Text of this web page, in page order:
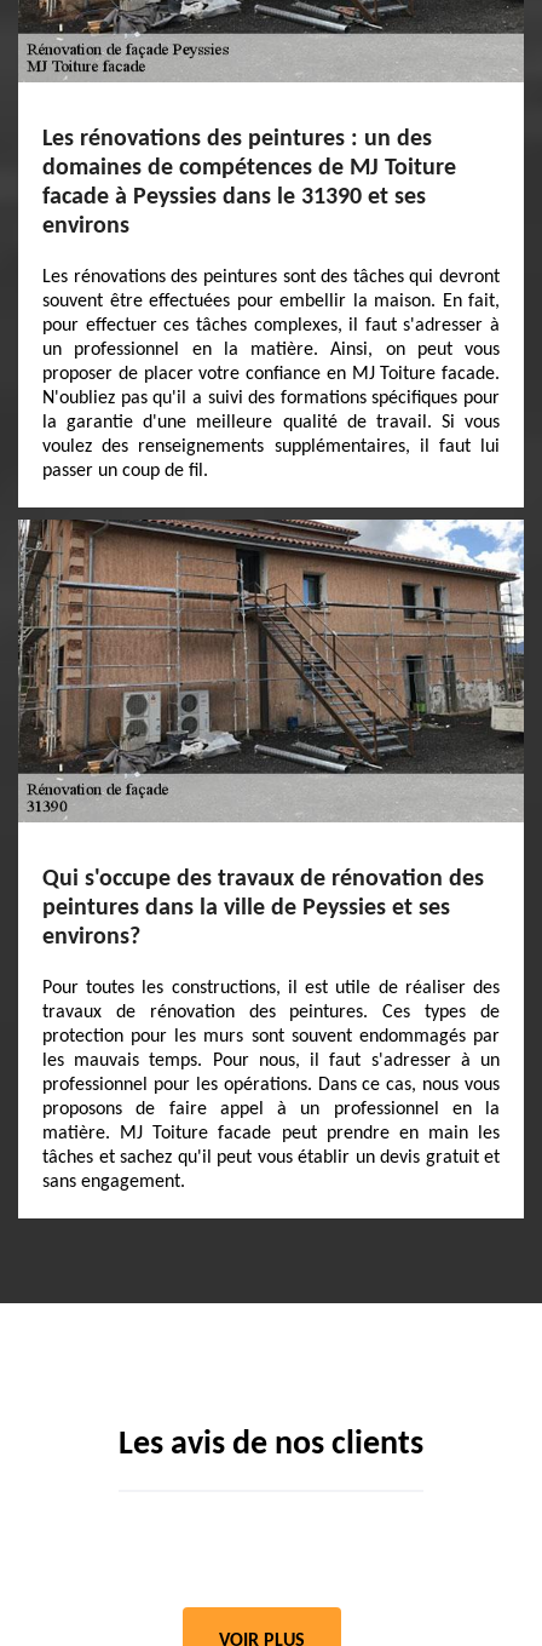
Les rénovations des peintures : un des
domaines de compétences de MJ Toiture
facade à Peyssies dans le 31390 et ses
environs
Les rénovations des peintures sont des tâches qui devront
souvent être effectuées pour embellir la maison. En fait,
pour effectuer ces tâches complexes, il faut s'adresser à
un professionnel en la matière. Ainsi, on peut vous
proposer de placer votre confiance en MJ Toiture facade.
N'oubliez pas qu'il a suivi des formations spécifiques pour
la garantie d'une meilleure qualité de travail. Si vous
voulez des renseignements supplémentaires, il faut lui
passer un coup de fil.
Qui s'occupe des travaux de rénovation des
peintures dans la ville de Peyssies et ses
environs?
Pour toutes les constructions, il est utile de réaliser des
travaux de rénovation des peintures. Ces types de
protection pour les murs sont souvent endommagés par
les mauvais temps. Pour nous, il faut s'adresser à un
professionnel pour les opérations. Dans ce cas, nous vous
proposons de faire appel à un professionnel en la
matière. MJ Toiture facade peut prendre en main les
tâches et sachez qu'il peut vous établir un devis gratuit et
sans engagement.
Les avis de nos clients
VOIR PLUS